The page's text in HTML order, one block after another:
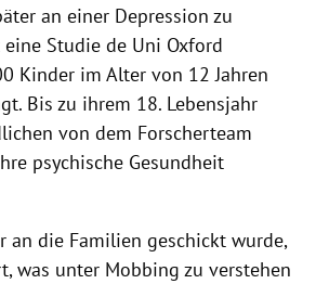
an einer Depression zu
eine Studie de Uni Oxford
Kinder im Alter von 12 Jahren
Bis zu ihrem 18. Lebensjahr
von dem Forscherteam
psychische Gesundheit
an die Familien geschickt wurde,
was unter Mobbing zu verstehen